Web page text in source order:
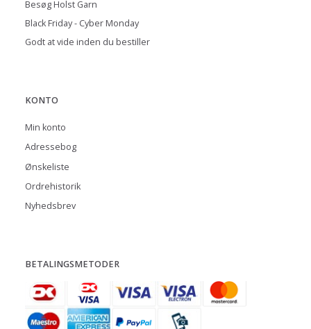
Besøg Holst Garn
Black Friday - Cyber Monday
Godt at vide inden du bestiller
KONTO
Min konto
Adressebog
Ønskeliste
Ordrehistorik
Nyhedsbrev
BETALINGSMETODER